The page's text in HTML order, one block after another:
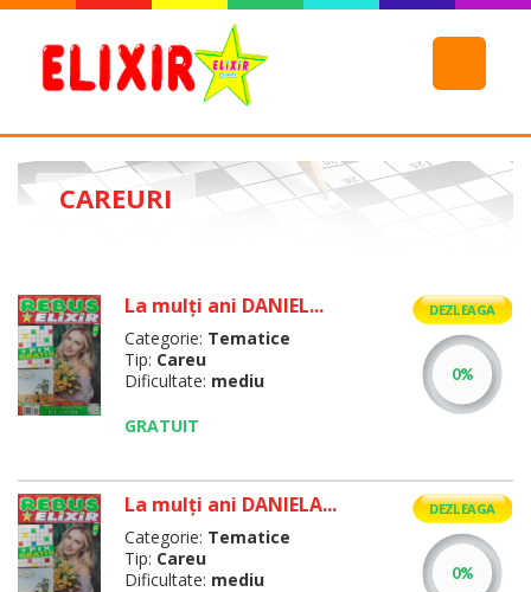
CAREURI
La mulţi ani DANIEL...
Categorie: Tematice
Tip: Careu
Dificultate: mediu
GRATUIT
DEZLEAGA
La mulţi ani DANIELA...
Categorie: Tematice
Tip: Careu
Dificultate: mediu
DEZLEAGA